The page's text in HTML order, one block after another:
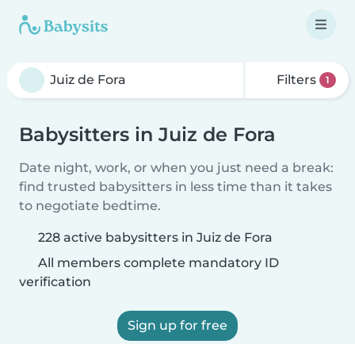
Filters 1
Babysitters in Juiz de Fora
Date night, work, or when you just need a break:
find trusted babysitters in less time than it takes
to negotiate bedtime.
228 active babysitters in Juiz de Fora
All members complete mandatory ID
verification
Sign up for free